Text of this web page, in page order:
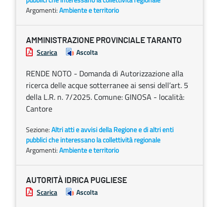
Argomenti:Ambiente e territorio
AMMINISTRAZIONE PROVINCIALE TARANTO
Scarica Ascolta
RENDE NOTO - Domanda di Autorizzazione alla
ricerca delle acque sotterranee ai sensi dell’art. 5
della L.R. n. 7/2025. Comune: GINOSA - località:
Cantore
Sezione:Altri atti e avvisi della Regione e di altri enti
pubblici che interessano la collettività regionale
Argomenti:Ambiente e territorio
AUTORITÀ IDRICA PUGLIESE
Scarica Ascolta